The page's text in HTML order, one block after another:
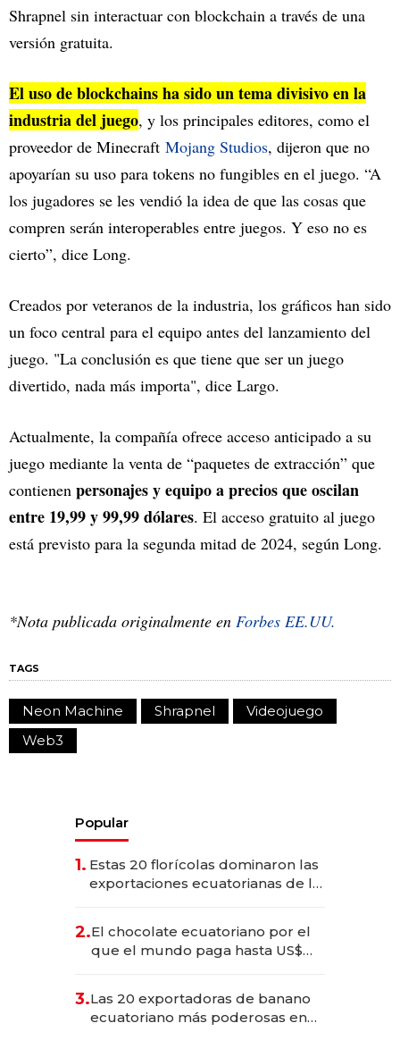
Shrapnel sin interactuar con blockchain a través de una
versión gratuita.
El uso de blockchains ha sido un tema divisivo en la
industria del juego, y los principales editores, como el
proveedor de Minecraft Mojang Studios, dijeron que no
apoyarían su uso para tokens no fungibles en el juego. “A
los jugadores se les vendió la idea de que las cosas que
compren serán interoperables entre juegos. Y eso no es
cierto”, dice Long.
Creados por veteranos de la industria, los gráficos han sido
un foco central para el equipo antes del lanzamiento del
juego. "La conclusión es que tiene que ser un juego
divertido, nada más importa", dice Largo.
Actualmente, la compañía ofrece acceso anticipado a su
juego mediante la venta de “paquetes de extracción” que
contienen personajes y equipo a precios que oscilan
entre 19,99 y 99,99 dólares. El acceso gratuito al juego
está previsto para la segunda mitad de 2024, según Long.
*Nota publicada originalmente en Forbes EE.UU.
TAGS
Neon Machine Shrapnel
Videojuego
Web3
Popular
1. Estas 20 florícolas dominaron las
exportaciones ecuatorianas de la
2.El chocolate ecuatoriano por el
que el mundo paga hasta US$
3.Las 20 exportadoras de banano
ecuatoriano más poderosas en